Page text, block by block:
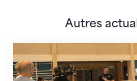
Autres
En route pour Zagreb avec